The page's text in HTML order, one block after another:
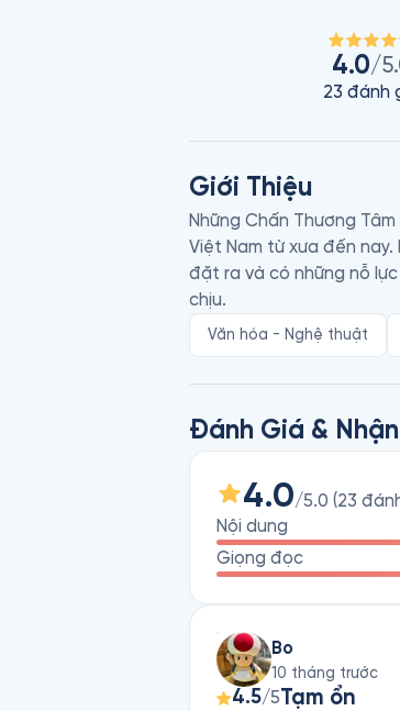
4.0/
23 đánh
Giới Thiệu
Những Chấn Thương
Việt Nam từ xưa đến
đặt ra và có những nỗ
chịu.
Văn hóa - Nghệ thuật
Đánh Giá &
4.0/5.0 (23
Nội dung
Giọng đọc
Bo
10 tháng trước
4.5/5Tạm ổn